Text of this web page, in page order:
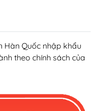
Hàn Quốc nhập khẩu
theo chính sách của